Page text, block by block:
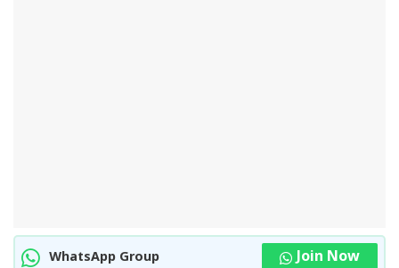
WhatsApp Group Join Now